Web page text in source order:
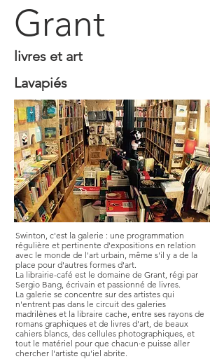
Grant
livres et art
Lavapiés
Swinton, c'est la galerie : une programmation
régulière et pertinente d'expositions en relation
avec le monde de l'art urbain, même s'il y a de la
place pour d'autres formes d'art.
La librairie-café est le domaine de Grant, régi par
Sergio Bang, écrivain et passionné de livres.
La galerie se concentre sur des artistes qui
n'entrent pas dans le circuit des galeries
madrilènes et la libraire cache, entre ses rayons de
romans graphiques et de livres d'art, de beaux
cahiers blancs, des cellules photographiques, et
tout le matériel pour que chacun·e puisse aller
chercher l'artiste qu'iel abrite.